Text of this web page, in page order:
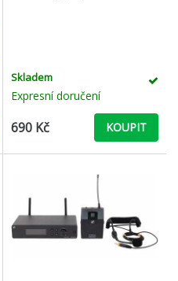
Skladem
Expresní doručení
690 Kč KOUPIT